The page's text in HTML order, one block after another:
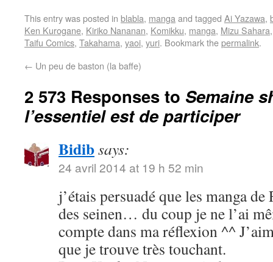
This entry was posted in blabla, mangaand tagged Ai Yazawa,
Ken Kurogane, Kiriko Nananan, Komikku, manga, Mizu Sahara
Taifu Comics, Takahama, yaoi, yuri. Bookmark thepermalink.
← Un peu de baston (la baffe)
2 573 Responses to Semaine
l’essentiel est de participer
Bidibsays:
24 avril 2014 at 19 h 52 min
j’étais persuadé que les manga
des seinen… du coup je ne l’ai
compte dans ma réflexion ^^
que je trouve très touchant.